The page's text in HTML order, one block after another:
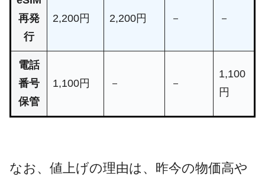
再発
行
2,200円 2,200円 － －
電話
番号
保管
1,100円 － －
1,100
円
なお、値上げの理由は、昨今の物価高や